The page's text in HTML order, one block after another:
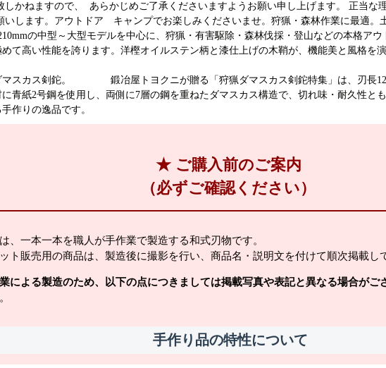
かねますので、 あらかじめご了承くださいますようお願い申し上げます。 正当な
いします。アウトドア キャンプでお楽しみくださいませ。狩猟・森林作業に
の中型～大型モデルを中心に、狩猟・有害駆除・森林伐採・登山などの本格ア
て高い性能を誇ります。洋樫オイルステン柄と漆仕上げの木鞘が、機能美と風格を
マスカス剣鉈。 鍛冶屋トヨクニが贈る「狩猟ダマスカス剣鉈特集」は、刃長
青紙2号鋼を使用し、両側に7層の鋼を重ねたダマスカス構造で、切れ味・耐久性
作りの逸品です。
★ ご購入前のご案内
（必ずご確認ください）
、一本一本を職人が手作業で製造する和式刃物です。
ト販売用の商品は、製造後に撮影を行い、商品名・説明文を付けて順次掲載し
による製造のため、以下の点につきましては掲載写真や表記と異なる場合がご
手作り品の特性について